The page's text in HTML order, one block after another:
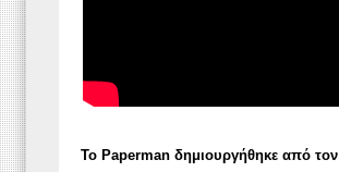
Το Paperman δημιουργήθηκε από τον